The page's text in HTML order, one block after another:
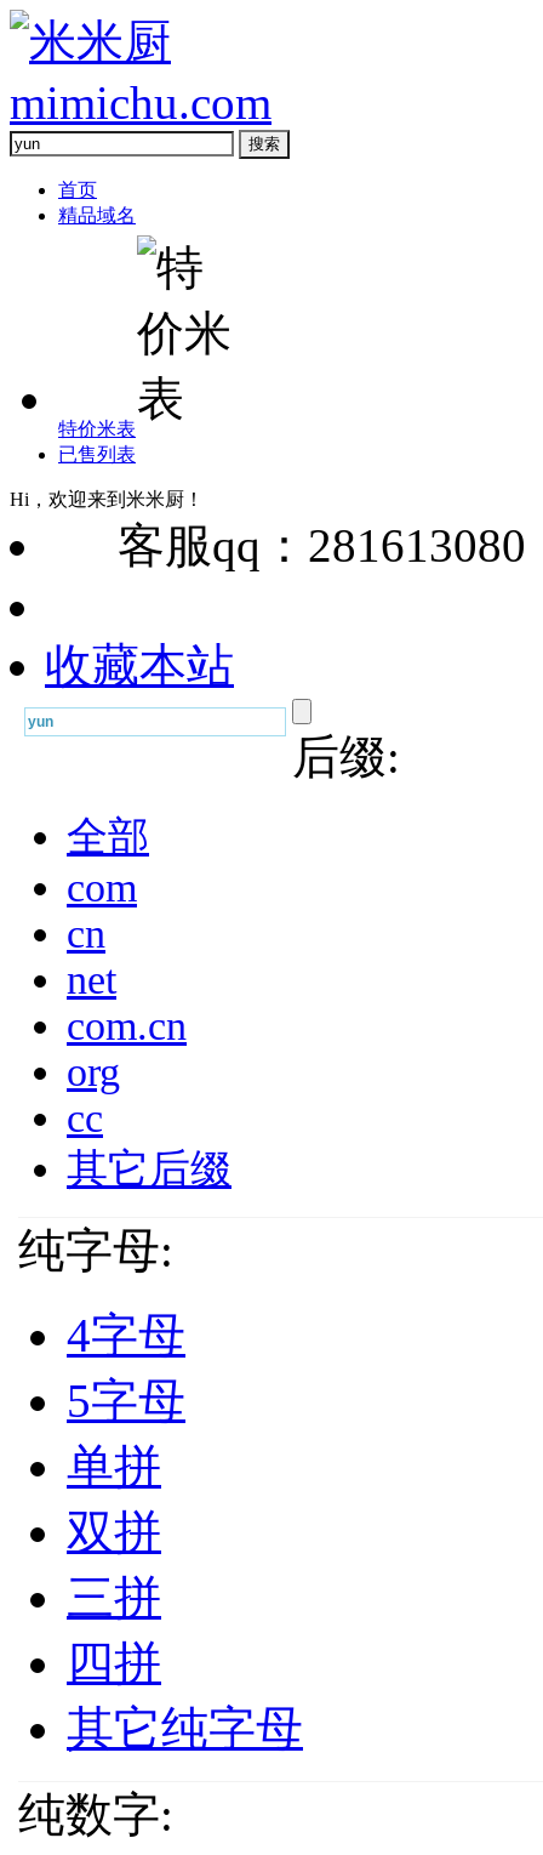
首页
精品域名
特价米表
已售列表
Hi，欢迎来到米米厨！
客服qq：281613080
收藏本站
后缀:
全部
com
cn
net
com.cn
org
cc
其它后缀
纯字母:
4字母
5字母
单拼
双拼
三拼
四拼
其它纯字母
纯数字: